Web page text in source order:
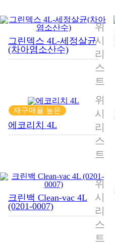
위
시
리
스
트
그린덱스 4L-세정살균
(차아염소산수)
위
시
리
스
트
재구매율 높은
에코리치 4L
위
시
리
스
트
크린백 Clean-vac 4L
(0201-0007)